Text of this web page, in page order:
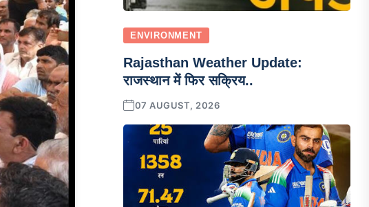
ENVIRONMENT
Rajasthan Weather Update:
राजस्थान में फिर सक्रिय..
07 AUGUST, 2026